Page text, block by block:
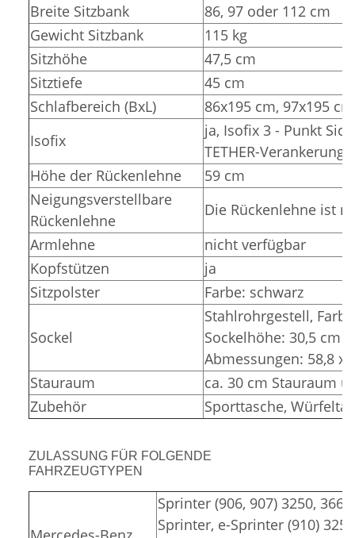
Breite Sitzbank
86, 97 oder 112 cm
Gewicht Sitzbank
115 kg
Sitzhöhe
47,5 cm
Sitztiefe
45 cm
Schlafbereich (BxL)
86x195 cm, 97x195
Isofix
ja, Isofix 3 - Punkt
TETHER-
Höhe der Rückenlehne
59 cm
Neigungsverstellbare
Rückenlehne
Die Rückenlehne ist
Armlehne
nicht verfügbar
Kopfstützen
ja
Sitzpolster
Farbe: schwarz
Sockel
Stahlrohrgestell,
Sockelhöhe: 30,5 cm
Abmessungen: 58,8 x
Stauraum
ca. 30 cm Stauraum
Zubehör
Sporttasche,
ZULASSUNG FÜR FOLGENDE
FAHRZEUGTYPEN
Sprinter (906, 907) 3250,
Sprinter, e-Sprinter (910)